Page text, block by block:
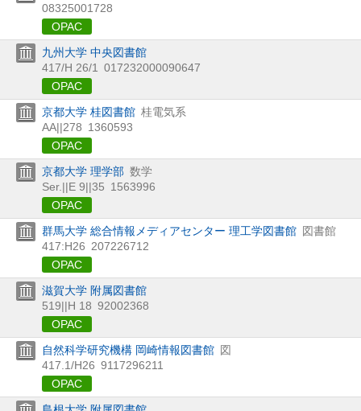
08325001728
OPAC
九州大学 中央図書館
417/H 26/1
017232000090647
OPAC
京都大学 桂図書館 桂電気系
AA||278 1360593
OPAC
京都大学 理学部 数学
Ser.||E 9||35 1563996
OPAC
群馬大学 総合情報メディアセンター 理工学図書館 図書館
417:H26 207226712
OPAC
滋賀大学 附属図書館
519||H 18 92002368
OPAC
自然科学研究機構 岡崎情報図書館 図
417.1/H26 9117296211
OPAC